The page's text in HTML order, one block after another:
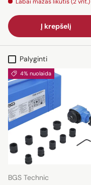
Į krepšelį
Palyginti
4% nuolaida
BGS Technic